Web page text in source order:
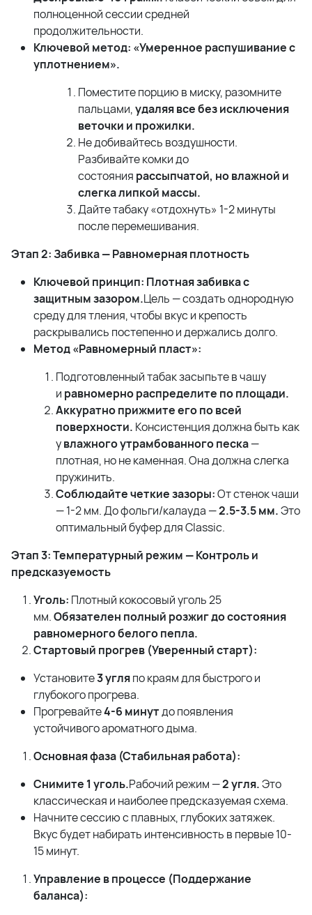
полноценной сессии средней
продолжительности.
Ключевой метод: «Умеренное распушивание с
уплотнением».
Поместите порцию в миску, разомните
пальцами,удаляя все без исключения
веточки и прожилки.
Не добивайтесь воздушности.
Разбивайте комки до
состояния рассыпчатой, но влажной и
слегка липкой массы.
Дайте табаку «отдохнуть» 1-2 минуты
после перемешивания.
Этап 2: Забивка — Равномерная плотность
Ключевой принцип: Плотная забивка с
защитным зазором.Цель — создать однородную
среду для тления, чтобы вкус и крепость
раскрывались постепенно и держались долго.
Метод «Равномерный пласт»:
Подготовленный табак засыпьте в чашу
и равномерно распределите по площади.
Аккуратно прижмите его по всей
поверхности. Консистенция должна быть как
увлажного утрамбованного песка—
плотная, но не каменная. Она должна слегка
пружинить.
Соблюдайте четкие зазоры:От стенок чаши
— 1-2 мм. До фольги/калауда —2.5-3.5 мм.Это
оптимальный буфер для Classic.
Этап 3: Температурный режим — Контроль и
предсказуемость
Уголь: Плотный кокосовый уголь 25
мм.Обязателен полный розжиг до состояния
равномерного белого пепла.
Стартовый прогрев (Уверенный старт):
Установите3 угляпо краям для быстрого и
глубокого прогрева.
Прогревайте4-6 минутдо появления
устойчивого ароматного дыма.
Основная фаза (Стабильная работа):
Снимите 1 уголь.Рабочий режим —2 угля.Это
классическая и наиболее предсказуемая схема.
Начните сессию с плавных, глубоких затяжек.
Вкус будет набирать интенсивность в первые 10-
15 минут.
Управление в процессе (Поддержание
баланса):